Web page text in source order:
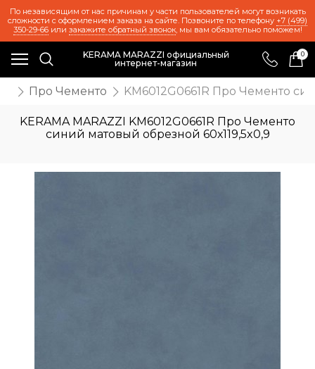
По независящим от нас причинам у части пользователей могут возникать
сложности с оформлением заказа на сайте. Позвоните по телефону +7 (499)
350-29-66или закажите обратный звонок, мы вам обязательно поможем!
KERAMA MARAZZI официальный
интернет-магазин
0
Про Чементо KM6012G0661R Про Чементо
KERAMA MARAZZI KM6012G0661R Про Чементо
синий матовый обрезной 60х119,5x0,9